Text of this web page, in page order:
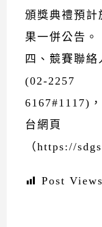
頒獎典禮預計
果一併公告。
四、競賽聯
(02-2257
6167#1117)
台網頁
（https://
Post